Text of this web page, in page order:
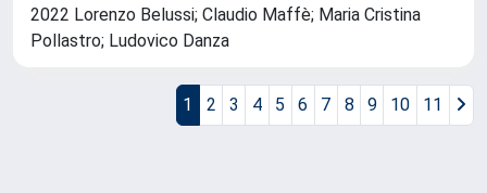
2022 Lorenzo Belussi; Claudio Maffè; Maria Cristina
Pollastro; Ludovico Danza
1 2 3 4 5 6 7 8 9 10 11